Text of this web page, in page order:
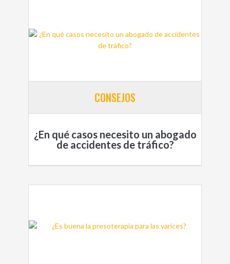
CONSEJOS
¿En qué casos necesito un abogado
de accidentes de tráfico?